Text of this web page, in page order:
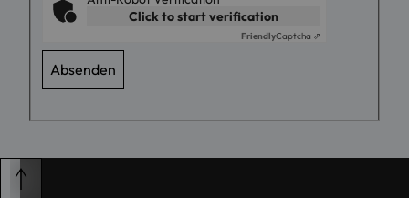
Click to start verification
FriendlyCaptcha ⇗